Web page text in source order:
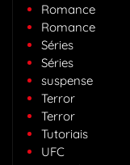
Romance
Romance
Séries
Séries
suspense
Terror
Terror
Tutoriais
UFC